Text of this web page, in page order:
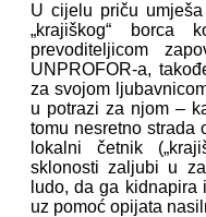
U cijelu priču
„krajiškog“
prevoditeljicom
UNPROFOR-a,
za svojom
u potrazi za njom –
tomu nesretno strada
lokalni četnik
sklonosti zaljubi u
ludo, da ga
uz pomoć opijata